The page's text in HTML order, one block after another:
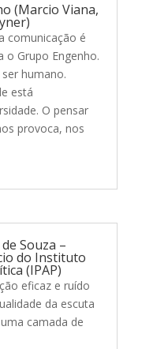
(Marcio Viana,
comunicação é
o Grupo Engenho.
humano.
está
O pensar
provoca, nos
Souza –
do Instituto
(IPAP)
eficaz e ruído
da escuta
camada de